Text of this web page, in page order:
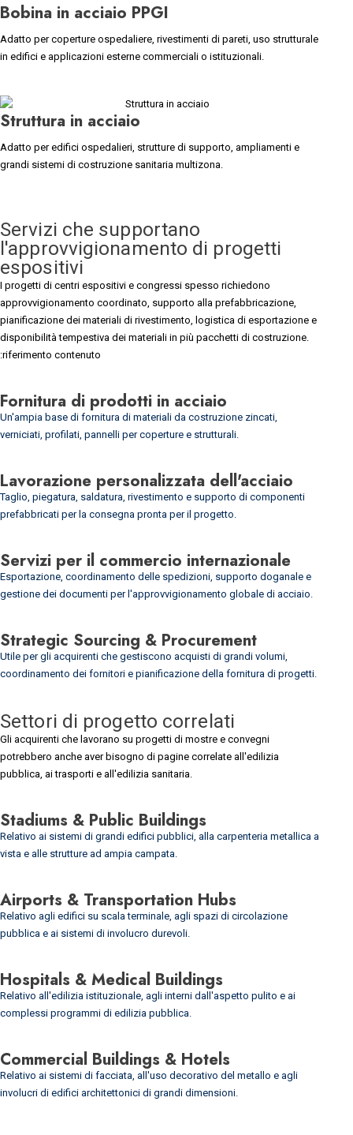
Bobina in acciaio PPGI
Adatto per coperture ospedaliere, rivestimenti di pareti, uso strutturale
in edifici e applicazioni esterne commerciali o istituzionali.
Struttura in acciaio
Adatto per edifici ospedalieri, strutture di supporto, ampliamenti e
grandi sistemi di costruzione sanitaria multizona.
Servizi che supportano
l'approvvigionamento di progetti
espositivi
I progetti di centri espositivi e congressi spesso richiedono
approvvigionamento coordinato, supporto alla prefabbricazione,
pianificazione dei materiali di rivestimento, logistica di esportazione e
disponibilità tempestiva dei materiali in più pacchetti di costruzione.
:riferimento contenuto
Fornitura di prodotti in acciaio
Un'ampia base di fornitura di materiali da costruzione zincati,
verniciati, profilati, pannelli per coperture e strutturali.
Lavorazione personalizzata dell'acciaio
Taglio, piegatura, saldatura, rivestimento e supporto di componenti
prefabbricati per la consegna pronta per il progetto.
Servizi per il commercio internazionale
Esportazione, coordinamento delle spedizioni, supporto doganale e
gestione dei documenti per l'approvvigionamento globale di acciaio.
Strategic Sourcing & Procurement
Utile per gli acquirenti che gestiscono acquisti di grandi volumi,
coordinamento dei fornitori e pianificazione della fornitura di progetti.
Settori di progetto correlati
Gli acquirenti che lavorano su progetti di mostre e convegni
potrebbero anche aver bisogno di pagine correlate all'edilizia
pubblica, ai trasporti e all'edilizia sanitaria.
Stadiums & Public Buildings
Relativo ai sistemi di grandi edifici pubblici, alla carpenteria metallica a
vista e alle strutture ad ampia campata.
Airports & Transportation Hubs
Relativo agli edifici su scala terminale, agli spazi di circolazione
pubblica e ai sistemi di involucro durevoli.
Hospitals & Medical Buildings
Relativo all'edilizia istituzionale, agli interni dall'aspetto pulito e ai
complessi programmi di edilizia pubblica.
Commercial Buildings & Hotels
Relativo ai sistemi di facciata, all'uso decorativo del metallo e agli
involucri di edifici architettonici di grandi dimensioni.